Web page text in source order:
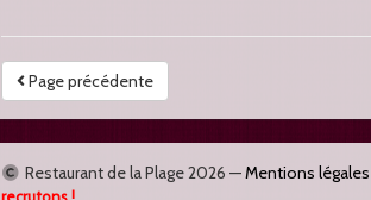
Page précédente
Restaurant de la Plage2026 —Mentions légales